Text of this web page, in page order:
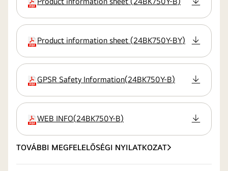
kiterjesztés
kiterjesztés
Product information sheet (24BK750Y-BY)
kiterjesztés
GPSR Safety Information(24BK750Y-B)
kiterjesztés
WEB INFO(24BK750Y-B)
TOVÁBBI MEGFELELŐSÉGI NYILATKOZAT